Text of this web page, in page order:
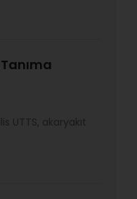
UTTS, akaryakıt